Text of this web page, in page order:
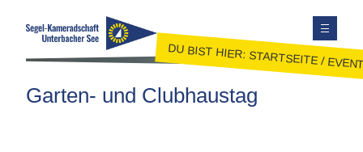
DU BIST HIER:STARTSEITE/
Garten- und Clubhaustag